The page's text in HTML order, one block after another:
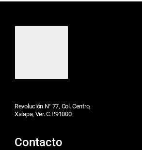
Revolución N° 77, Col. Centro,
Xalapa, Ver. C.P.91000
Contacto